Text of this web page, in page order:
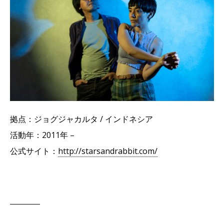
拠点：ジョグジャカルタ / インドネシア
活動年：2011年 –
公式サイト： http://starsandrabbit.com/